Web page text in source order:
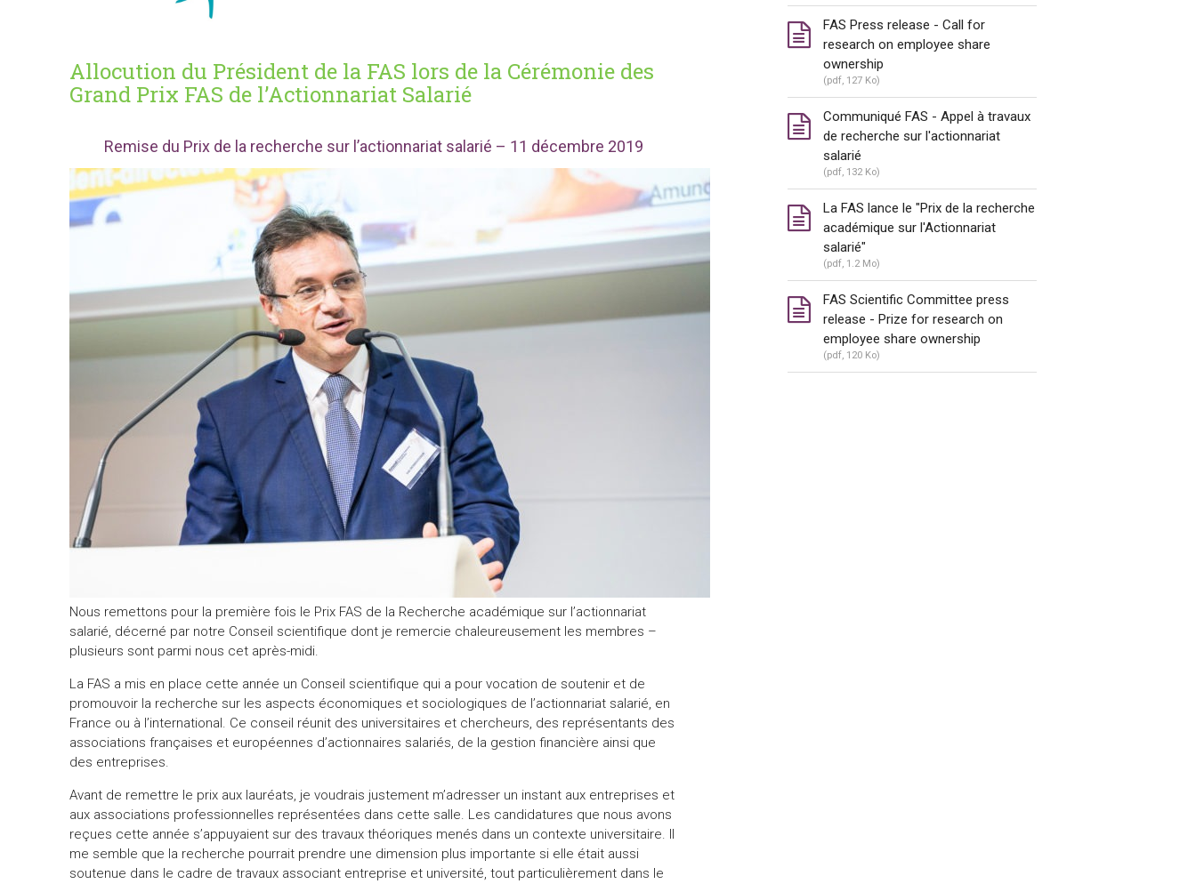
Allocution du Président de la FAS lors de la Cérémonie des
Grand Prix FAS de l’Actionnariat Salarié
Remise du Prix de la recherche sur l’actionnariat salarié – 11 décembre 2019
Nous remettons pour la première fois le Prix FAS de la Recherche académique sur l’actionnariat
salarié, décerné par notre Conseil scientifique dont je remercie chaleureusement les membres –
plusieurs sont parmi nous cet après-midi.
La FAS a mis en place cette année un Conseil scientifique qui a pour vocation de soutenir et de
promouvoir la recherche sur les aspects économiques et sociologiques de l’actionnariat salarié, en
France ou à l’international. Ce conseil réunit des universitaires et chercheurs, des représentants des
associations françaises et européennes d’actionnaires salariés, de la gestion financière ainsi que
des entreprises.
Avant de remettre le prix aux lauréats, je voudrais justement m’adresser un instant aux entreprises et
aux associations professionnelles représentées dans cette salle. Les candidatures que nous avons
reçues cette année s’appuyaient sur des travaux théoriques menés dans un contexte universitaire. Il
me semble que la recherche pourrait prendre une dimension plus importante si elle était aussi
soutenue dans le cadre de travaux associant entreprise et université, tout particulièrement dans le
FAS Press release - Call for
research on employee share
ownership
(pdf, 127 Ko)
Communiqué FAS - Appel à travaux
de recherche sur l'actionnariat
salarié
(pdf, 132 Ko)
La FAS lance le "Prix de la recherche
académique sur l'Actionnariat
salarié"
(pdf, 1.2 Mo)
FAS Scientific Committee press
release - Prize for research on
employee share ownership
(pdf, 120 Ko)